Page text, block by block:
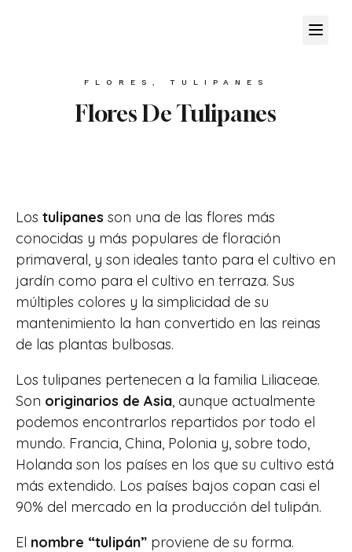
FLORES TULIPANES
Flores De Tulipanes
Los tulipanes son una de las flores más
conocidas y más populares de floración
primaveral, y son ideales tanto para el cultivo en
jardín como para el cultivo en terraza. Sus
múltiples colores y la simplicidad de su
mantenimiento la han convertido en las reinas
de las plantas bulbosas.
Los tulipanes pertenecen a la familia Liliaceae.
Son originarios de Asia, aunque actualmente
podemos encontrarlos repartidos por todo el
mundo. Francia, China, Polonia y, sobre todo,
Holanda son los países en los que su cultivo está
más extendido. Los países bajos copan casi el
90% del mercado en la producción del tulipán.
El nombre “tulipán” proviene de su forma.